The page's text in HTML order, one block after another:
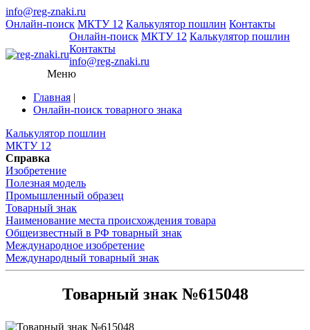
info@reg-znaki.ru
Онлайн-поиск МКТУ 12 Калькулятор пошлин Контакты
Онлайн-поиск МКТУ 12 Калькулятор пошлин
Контакты
info@reg-znaki.ru
Меню
Главная |
Онлайн-поиск товарного знака
Калькулятор пошлин
МКТУ 12
Справка
Изобретение
Полезная модель
Промышленный образец
Товарный знак
Наименование места происхождения товара
Общеизвестный в РФ товарный знак
Международное изобретение
Международный товарный знак
Товарный знак №615048